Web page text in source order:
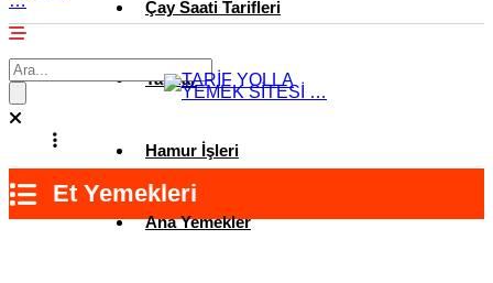
Çay Saati Tarifleri
Tatlılar
Hamur İşleri
Ana Yemekler
Et Yemekleri